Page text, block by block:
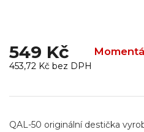
549 Kč
453,72 Kč bez DPH
cena:
QAL-50 originální destička